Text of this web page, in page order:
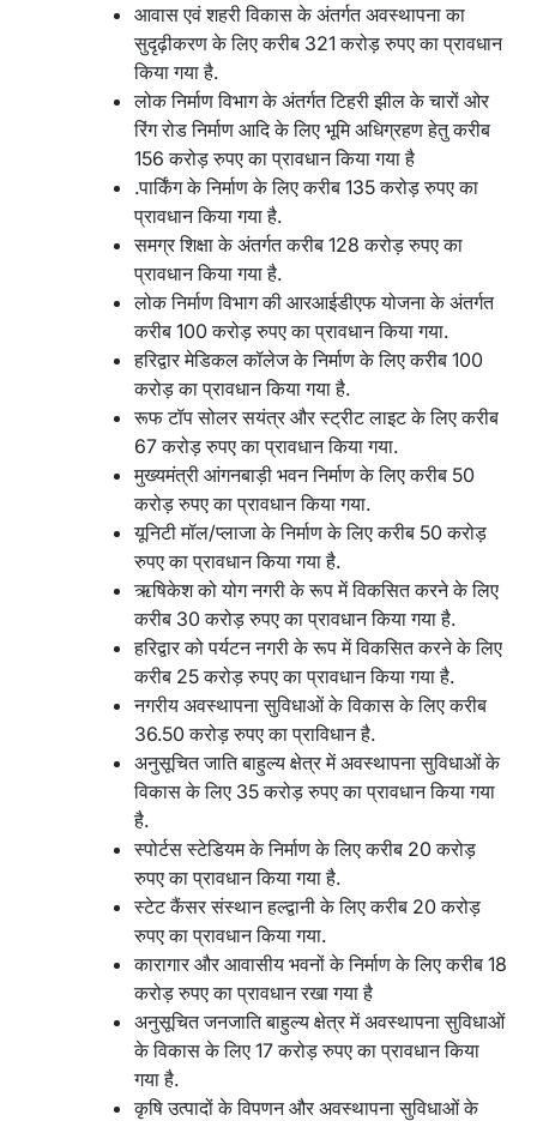
आवास एवं शहरी विकास के अंतर्गत अवस्थापना का
सुदृढ़ीकरण के लिए करीब 321 करोड़ रुपए का प्रावधान
किया गया है.
लोक निर्माण विभाग के अंतर्गत टिहरी झील के चारों ओर
रिंग रोड निर्माण आदि के लिए भूमि अधिग्रहण हेतु करीब
156 करोड़ रुपए का प्रावधान किया गया है
.पार्किंग के निर्माण के लिए करीब 135 करोड़ रुपए का
प्रावधान किया गया है.
समग्र शिक्षा के अंतर्गत करीब 128 करोड़ रुपए का
प्रावधान किया गया है.
लोक निर्माण विभाग की आरआईडीएफ योजना के अंतर्गत
करीब 100 करोड़ रुपए का प्रावधान किया गया.
हरिद्वार मेडिकल कॉलेज के निर्माण के लिए करीब 100
करोड़ का प्रावधान किया गया है.
रूफ टॉप सोलर सयंत्र और स्ट्रीट लाइट के लिए करीब
67 करोड़ रुपए का प्रावधान किया गया.
मुख्यमंत्री आंगनबाड़ी भवन निर्माण के लिए करीब 50
करोड़ रुपए का प्रावधान किया गया.
यूनिटी मॉल/प्लाजा के निर्माण के लिए करीब 50 करोड़
रुपए का प्रावधान किया गया है.
ऋषिकेश को योग नगरी के रूप में विकसित करने के लिए
करीब 30 करोड़ रुपए का प्रावधान किया गया है.
हरिद्वार को पर्यटन नगरी के रूप में विकसित करने के लिए
करीब 25 करोड़ रुपए का प्रावधान किया गया है.
नगरीय अवस्थापना सुविधाओं के विकास के लिए करीब
36.50 करोड़ रुपए का प्राविधान है.
अनुसूचित जाति बाहुल्य क्षेत्र में अवस्थापना सुविधाओं के
विकास के लिए 35 करोड़ रुपए का प्रावधान किया गया
है.
स्पोर्टस स्टेडियम के निर्माण के लिए करीब 20 करोड़
रुपए का प्रावधान किया गया है.
स्टेट कैंसर संस्थान हल्द्वानी के लिए करीब 20 करोड़
रुपए का प्रावधान किया गया.
कारागार और आवासीय भवनों के निर्माण के लिए करीब 18
करोड़ रुपए का प्रावधान रखा गया है
अनुसूचित जनजाति बाहुल्य क्षेत्र में अवस्थापना सुविधाओं
के विकास के लिए 17 करोड़ रुपए का प्रावधान किया
गया है.
कृषि उत्पादों के विपणन और अवस्थापना सुविधाओं के